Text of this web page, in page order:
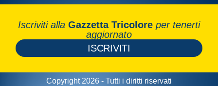
Iscriviti alla Gazzetta Tricolore per tenerti
aggiornato
ISCRIVITI
Copyright 2026 - Tutti i diritti riservati